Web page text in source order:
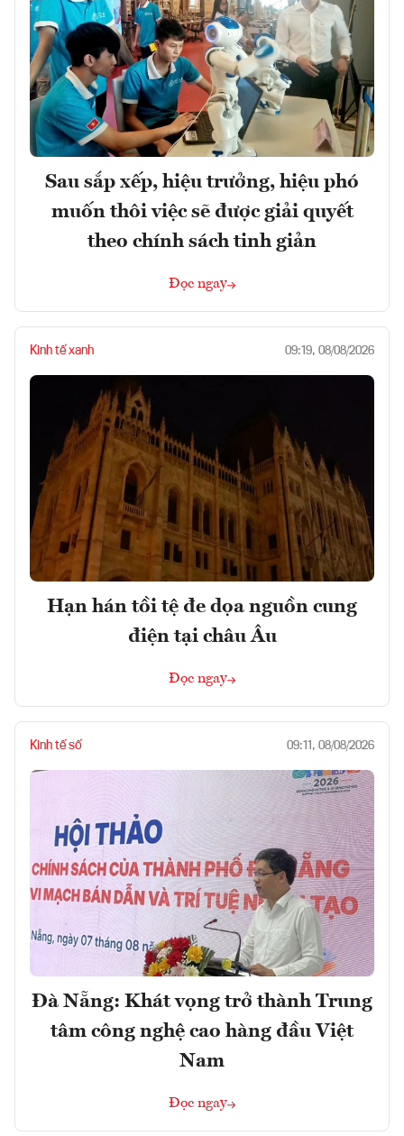
Sau sắp xếp, hiệu trưởng, hiệu phó
muốn thôi việc sẽ được giải quyết
theo chính sách tinh giản
Đọc ngay
Kinh tế xanh 09:19, 08/08/2026
Hạn hán tồi tệ đe dọa nguồn cung
điện tại châu Âu
Đọc ngay
Kinh tế số 09:11, 08/08/2026
Đà Nẵng: Khát vọng trở thành Trung
tâm công nghệ cao hàng đầu Việt
Nam
Đọc ngay